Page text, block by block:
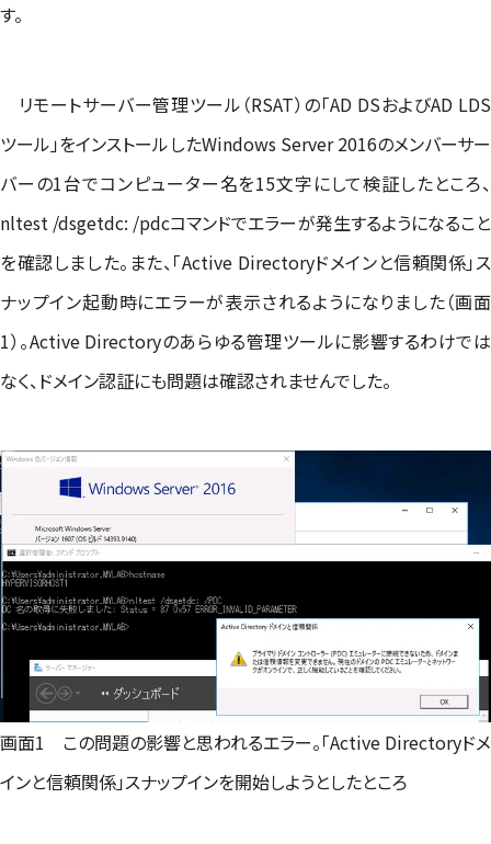
す。
リモートサーバー管理ツール（RSAT）の「AD DSおよびAD LDS
ツール」をインストールしたWindows Server 2016のメンバーサー
バーの1台でコンピューター名を15文字にして検証したところ、
nltest /dsgetdc: /pdcコマンドでエラーが発生するようになること
を確認しました。また、「Active Directoryドメインと信頼関係」ス
ナップイン起動時にエラーが表示されるようになりました（画面
1）。Active Directoryのあらゆる管理ツールに影響するわけでは
なく、ドメイン認証にも問題は確認されませんでした。
画面1 この問題の影響と思われるエラー。「Active Directoryドメ
インと信頼関係」スナップインを開始しようとしたところ